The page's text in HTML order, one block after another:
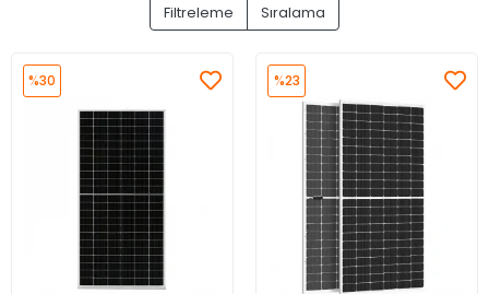
Filtreleme Sıralama
%30 %23